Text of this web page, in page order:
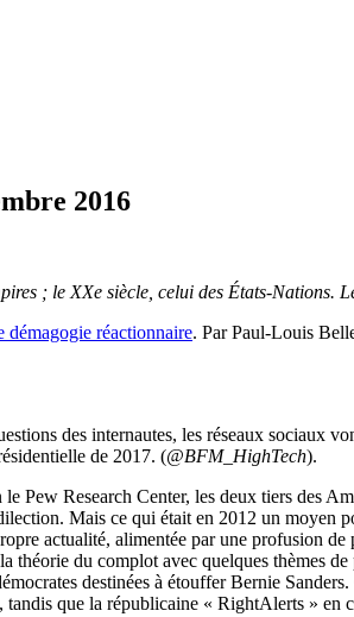
2016
; le XXe siècle, celui des États-Nations.
démagogie réactionnaire. Par Paul-Louis
des internautes, les réseaux sociaux
de 2017. (@BFM_HighTech).
le Pew Research Center, les deux tiers des
Mais ce qui était en 2012 un
actualité, alimentée par une profusion
du complot avec quelques thèmes
destinées à étouffer Bernie
que la républicaine « RightAlerts »